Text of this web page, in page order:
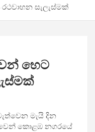
සැලැස්මක්
හෙට
මැයි දින
කොළඹ නගරයේ